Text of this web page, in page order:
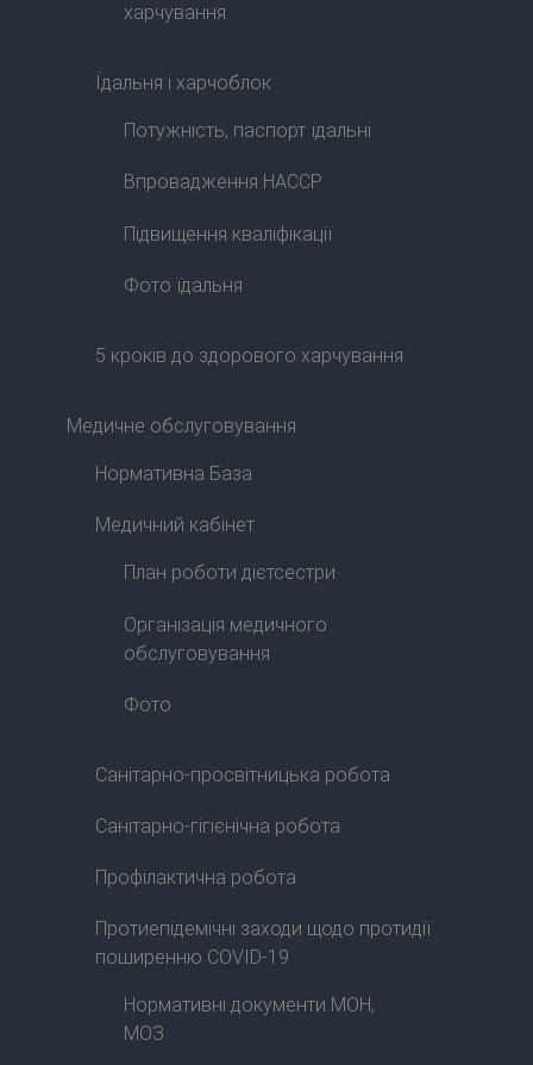
харчування
Їдальня і харчоблок
Потужність, паспорт їдальні
Впровадження HACCP
Підвищення кваліфікації
Фото їдальня
5 кроків до здорового харчування
Медичне обслуговування
Нормативна База
Медичний кабінет
План роботи дієтсестри
Організація медичного
обслуговування
Фото
Санітарно-просвітницька робота
Санітарно-гігієнічна робота
Профілактична робота
Протиепідемічні заходи щодо протидії
поширенню COVID-19
Нормативні документи МОН,
МОЗ